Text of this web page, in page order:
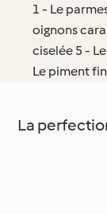
1 - Le
oignons
ciselée 5 -
Le piment
La